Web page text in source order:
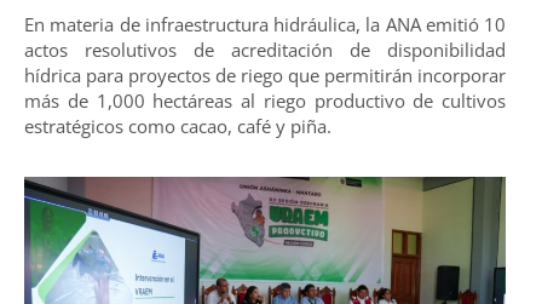
En materia de infraestructura hidráulica, la ANA emitió 10
actos resolutivos de acreditación de disponibilidad
hídrica para proyectos de riego que permitirán incorporar
más de 1,000 hectáreas al riego productivo de cultivos
estratégicos como cacao, café y piña.